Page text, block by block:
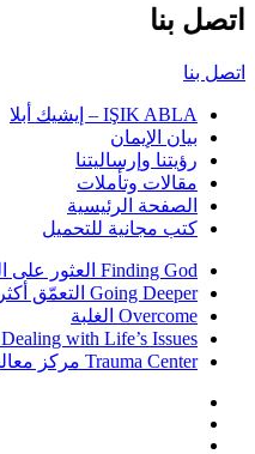
اتصل بنا
اتصل بنا
IŞIK ABLA – إيشيك أبلا
بيان الإيمان
رؤيتنا وإرساليتنا
مقالات وتأملات
الصفحة الرئيسية
كتب مجانية للتحميل
Finding God العثور على الله
Going Deeper التعمّق أكثر
Overcome الغلبة
Dealing with Life’s Issues التعامل مع قضايا الحياة
Trauma Center مركز معالجة الصدمات